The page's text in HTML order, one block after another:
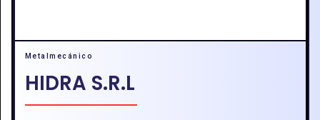
Metalmecánico
HIDRA S.R.L